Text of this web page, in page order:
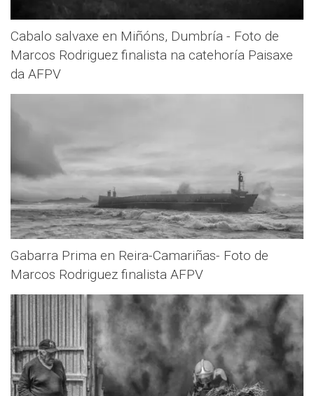
Cabalo salvaxe en Miñóns, Dumbría - Foto de
Marcos Rodriguez finalista na catehoría Paisaxe
da AFPV
Gabarra Prima en Reira-Camariñas- Foto de
Marcos Rodriguez finalista AFPV